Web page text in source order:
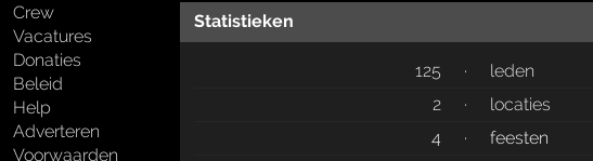
Crew
Vacatures
Donaties
Beleid
Help
Adverteren
Voorwaarden
Statistieken
125 ·
leden
2
·
locaties
4
· feesten